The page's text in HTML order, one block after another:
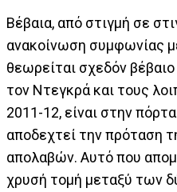
Βέβαια, από στιγμή σε
ανακοίνωση συμφωνίας
θεωρείται σχεδόν
τον Ντεγκρά και τους
2011-12, είναι στην
αποδεχτεί την πρόταση
απολαβών. Αυτό που
χρυσή τομή μεταξύ των